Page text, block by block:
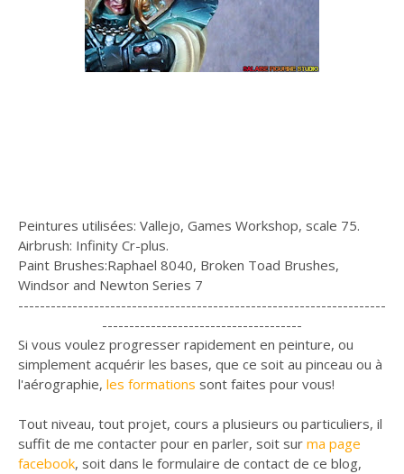
Peintures utilisées: Vallejo, Games Workshop, scale 75.
Airbrush: Infinity Cr-plus.
Paint Brushes:Raphael 8040, Broken Toad Brushes,
Windsor and Newton Series 7
--------------------------------------------------------------------
-------------------------------------
Si vous voulez progresser rapidement en peinture, ou
simplement acquérir les bases, que ce soit au pinceau ou à
l'aérographie, les formations sont faites pour vous!
Tout niveau, tout projet, cours a plusieurs ou particuliers, il
suffit de me contacter pour en parler, soit sur ma page
facebook, soit dans le formulaire de contact de ce blog,